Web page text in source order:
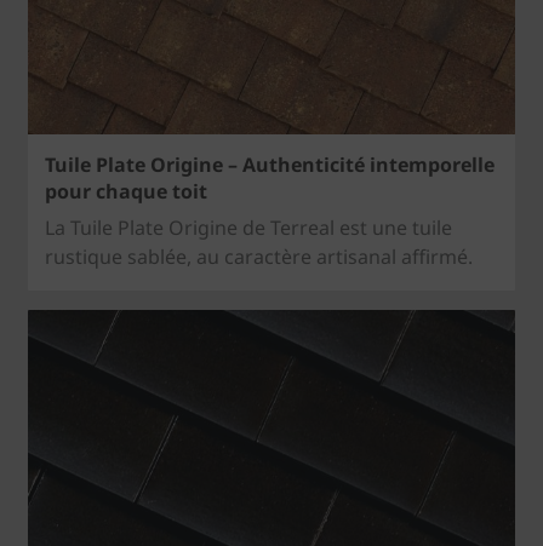
Tuile Plate Origine – Authenticité intemporelle
pour chaque toit
La Tuile Plate Origine de Terreal est une tuile
rustique sablée, au caractère artisanal affirmé.